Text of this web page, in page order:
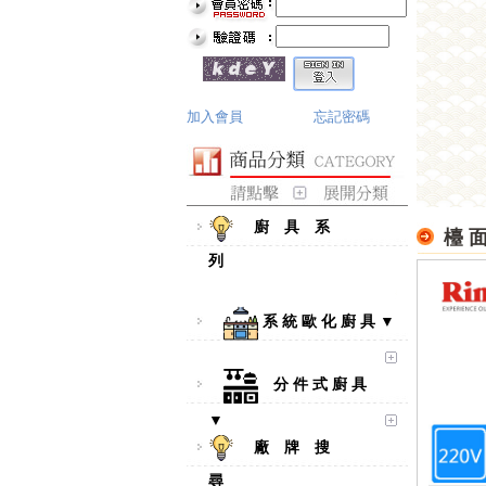
加入會員 忘記密碼
廚 具 系
列
系 統 歐 化 廚 具 ▼
分 件 式 廚 具
▼
廠 牌 搜
尋
檯